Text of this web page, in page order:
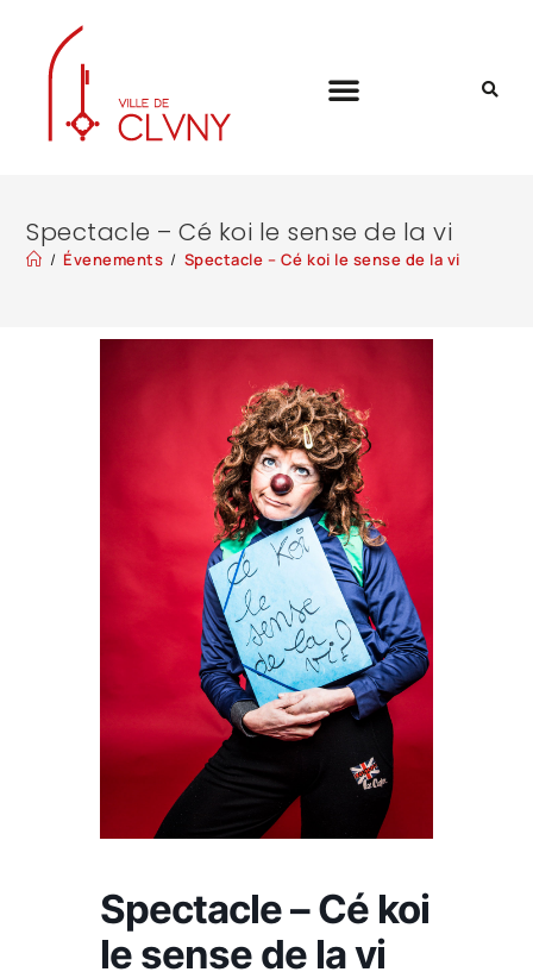
Spectacle – Cé koi le sense de la vi
/ Évenements / Spectacle – Cé koi le sense de la vi
Spectacle – Cé koi
le sense de la vi